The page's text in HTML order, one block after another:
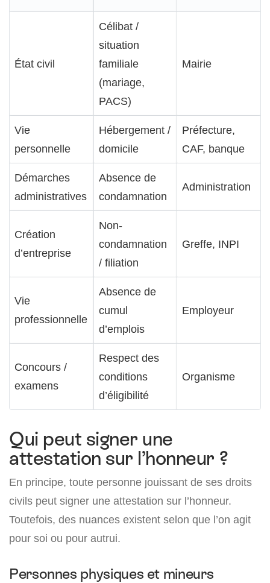
État civil
Célibat /
situation
familiale
(mariage,
PACS)
Mairie
Vie
personnelle
Hébergement /
domicile
Préfecture,
CAF, banque
Démarches
administratives
Absence de
condamnation
Administration
Création
d’entreprise
Non-
condamnation
/ filiation
Greffe, INPI
Vie
professionnelle
Absence de
cumul
d’emplois
Employeur
Concours /
examens
Respect des
conditions
d’éligibilité
Organisme
Qui peut signer une
attestation sur l’honneur ?
En principe, toute personne jouissant de ses droits
civils peut signer une attestation sur l’honneur.
Toutefois, des nuances existent selon que l’on agit
pour soi ou pour autrui.
Personnes physiques et mineurs